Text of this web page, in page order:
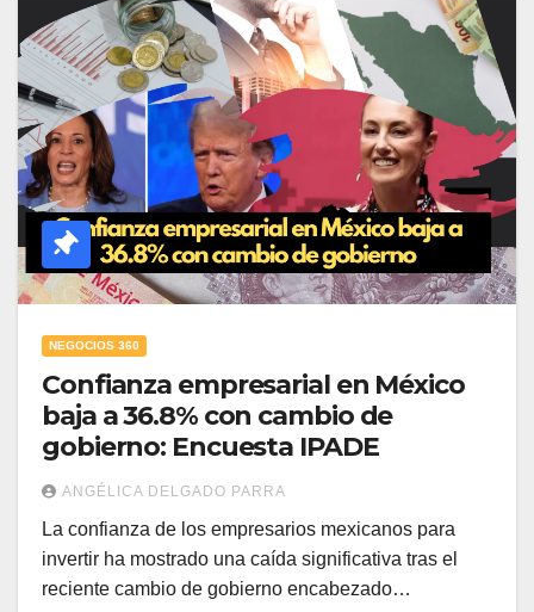
NEGOCIOS 360
Confianza empresarial en México
baja a 36.8% con cambio de
gobierno: Encuesta IPADE
ANGÉLICA DELGADO PARRA
La confianza de los empresarios mexicanos para
invertir ha mostrado una caída significativa tras el
reciente cambio de gobierno encabezado…